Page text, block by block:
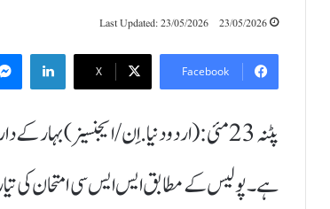
23/05/2026
Last Updated: 23/05/2026
Facebook
X
LinkedIn
پٹنہ 23 مئی:(اردودنیا.اِن/